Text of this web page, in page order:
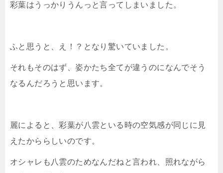
彩葉はうっかりうんっと言ってしまいました。
ふと思うと、え！？となり驚いていました。
それもそのはず、姿かたち全てが違うのになんでそう
なるんだろうと思います。
麗によると、彩葉が八雲といる時の空気感が同じに見
えたかららしいのです。
オシャレも八雲のためなんだねと言われ、照れながら